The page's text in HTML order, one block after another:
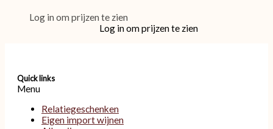
Log in om prijzen te zien
Log in om prijzen te zien
Quick links
Menu
Relatiegeschenken
Eigen import wijnen